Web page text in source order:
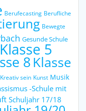
Berufecasting Berufliche
Bewegte
Gesunde Schule
Klasse 5
8Klasse
Kreativ sein Kunst Musik
-Schule mit
Schuljahr 17/18